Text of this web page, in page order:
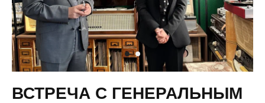
ВСТРЕЧА С ГЕНЕРАЛЬНЫМ